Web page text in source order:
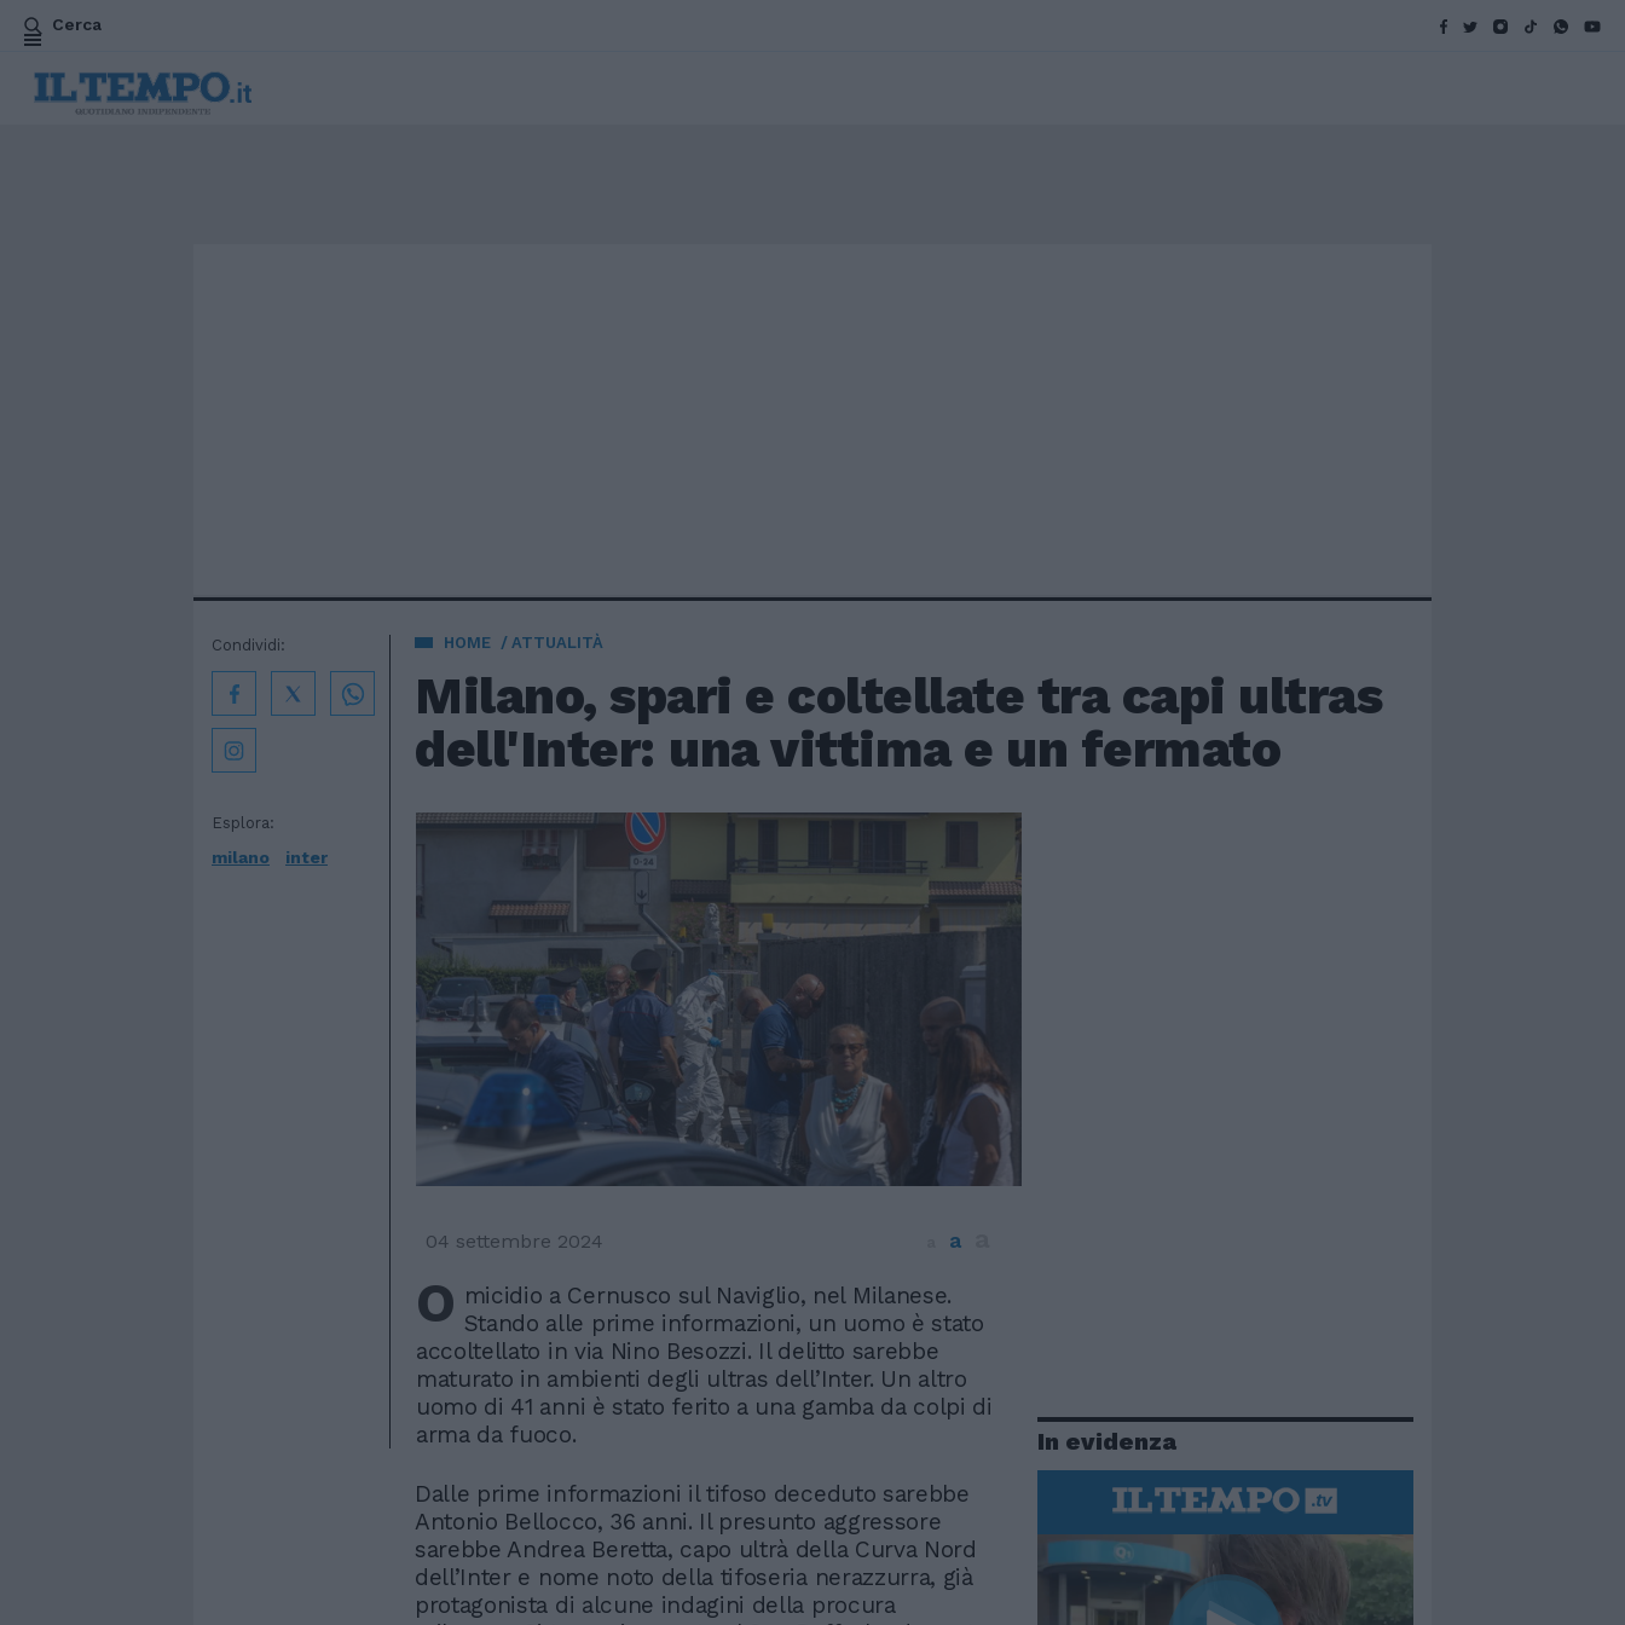
Cerca
HOME ATTUALITÀ
Milano, spari e coltellate tra capi ultras
dell'Inter: una vittima e un fermato
Esplora:
milano inter
Condividi:
04 settembre 2024 a
O micidio a Cernusco sul Naviglio, nel Milanese.
Stando alle prime informazioni, un uomo è stato
accoltellato in via Nino Besozzi. Il delitto sarebbe
maturato in ambienti degli ultras dell’Inter. Un altro
uomo di 41 anni è stato ferito a una gamba da colpi di
arma da fuoco.
Dalle prime informazioni il tifoso deceduto sarebbe
Antonio Bellocco, 36 anni. Il presunto aggressore
sarebbe Andrea Beretta, capo ultrà della Curva Nord
dell’Inter e nome noto della tifoseria nerazzurra, già
protagonista di alcune indagini della procura
In evidenza